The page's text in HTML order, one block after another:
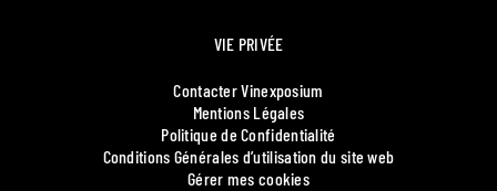
VIE PRIVÉE
Contacter Vinexposium
Mentions Légales
Politique de Confidentialité
Conditions Générales d’utilisation du site web
Gérer mes cookies